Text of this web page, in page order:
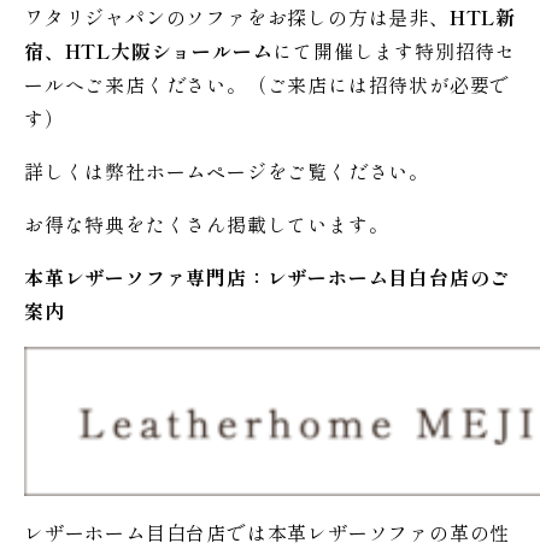
ワタリジャパンのソファをお探しの方は是非、 HTL新
宿、HTL大阪ショールーム にて開催します特別招待セ
ールへご来店ください。（ご来店には招待状が必要で
す）
詳しくは弊社ホームページをご覧ください。
お得な特典をたくさん掲載しています。
本革レザーソファ専門店：レザーホーム 目白台店のご
案内
レザーホーム目白台店では本革レザーソファの革の性